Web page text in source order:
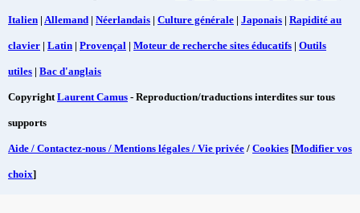
Italien | Allemand | Néerlandais | Culture générale | Japonais | Rapidité au
clavier | Latin | Provençal | Moteur de recherche sites éducatifs | Outils
utiles | Bac d'anglais
CopyrightLaurent Camus - Reproduction/traductions interdites sur tous
supports
Aide / Contactez-nous / Mentions légales / Vie privée / Cookies [Modifier vos
choix]